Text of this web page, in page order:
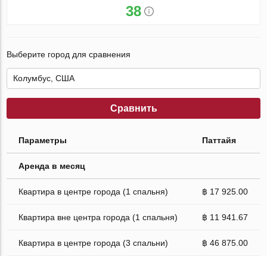
38
Выберите город для сравнения
Сравнить
Параметры Паттайя
Аренда в месяц
Квартира в центре города (1 спальня) ฿ 17 925.00
Квартира вне центра города (1 спальня) ฿ 11 941.67
Квартира в центре города (3 спальни) ฿ 46 875.00